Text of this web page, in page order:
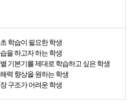
학습이 필요한 학생
을 하고자 하는 학생
기본기를 제대로 학습하고 싶은 학생
력 향상을 원하는 학생
구조가 어려운 학생